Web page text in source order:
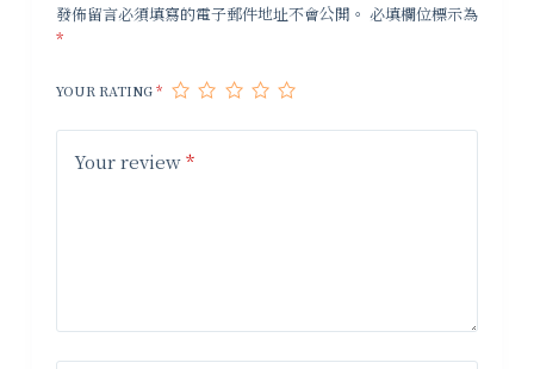
發佈留言必須填寫的電子郵件地址不會公開。 必填欄位標示為
*
YOUR RATING*
Your review*